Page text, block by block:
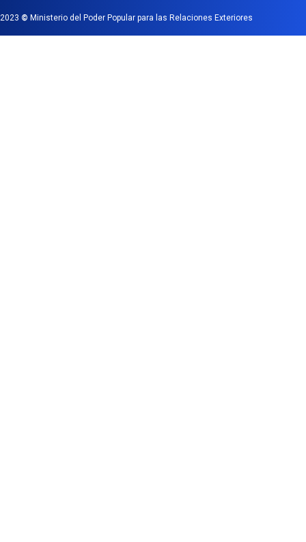
2023 © Ministerio del Poder Popular para las Relaciones Exteriores